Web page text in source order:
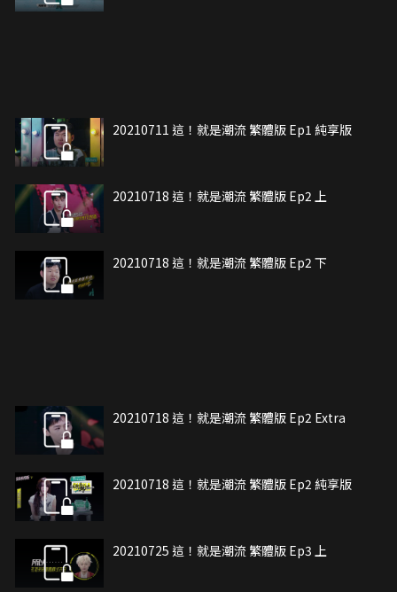
20210711 這！就是潮流 繁體版 Ep1 純享版
20210718 這！就是潮流 繁體版 Ep2 上
20210718 這！就是潮流 繁體版 Ep2 下
20210718 這！就是潮流 繁體版 Ep2 Extra
20210718 這！就是潮流 繁體版 Ep2 純享版
20210725 這！就是潮流 繁體版 Ep3 上